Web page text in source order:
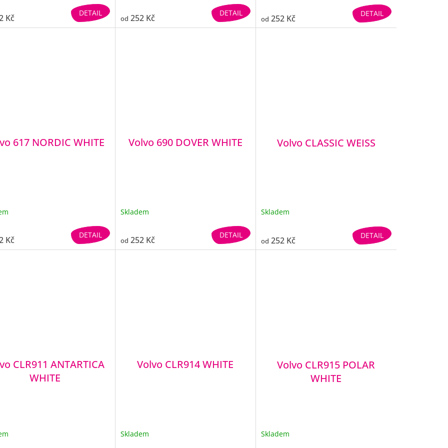
Kč DETAIL
od 252 Kč DETAIL
od 252 Kč DETAIL
617 NORDIC WHITE
Kč DETAIL
Volvo 690 DOVER WHITE
Skladem
od 252 Kč DETAIL
Volvo CLASSIC WEISS
Skladem
od 252 Kč DETAIL
CLR911 ANTARTICA
WHITE
Volvo CLR914 WHITE
Skladem
Volvo CLR915 POLAR
WHITE
Skladem